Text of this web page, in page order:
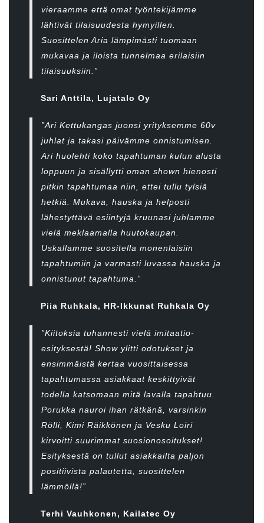
vieraamme että omat työntekijämme
lähtivät tilaisuudesta hymyillen.
Suosittelen Aria lämpimästi tuomaan
mukavaa ja iloista tunnelmaa erilaisiin
tilaisuuksiin.”
Sari Anttila, Lujatalo Oy
”Ari Kettukangas juonsi yrityksemme 60v
juhlat ja takasi päivämme onnistumisen.
Ari huolehti koko tapahtuman kulun alusta
loppuun ja sisällytti oman shown hienosti
pitkin tapahtumaa niin, ettei tullu tylsiä
hetkiä. Mukava, hauska ja helposti
lähestyttävä esiintyjä kruunasi juhlamme
vielä meklaamalla huutokaupan.
Uskallamme suositella monenlaisiin
tapahtumiin ja varmasti luvassa hauska ja
onnistunut tapahtuma.”
Piia Ruhkala, HR-Ikkunat Ruhkala Oy
”Kiitoksia tuhannesti vielä imitaatio-
esityksestä! Show ylitti odotukset ja
ensimmäistä kertaa vuosittaisessa
tapahtumassa asiakkaat keskittyivät
todella katsomaan mitä lavalla tapahtuu.
Porukka nauroi ihan rätkänä, varsinkin
Rölli, Kimi Räikkönen ja Vesku Loiri
kirvoitti suurimmat suosionosoitukset!
Esityksestä on tullut asiakkailta paljon
positiivista palautetta, suosittelen
lämmöllä!”
Terhi Vauhkonen, Kailatec Oy